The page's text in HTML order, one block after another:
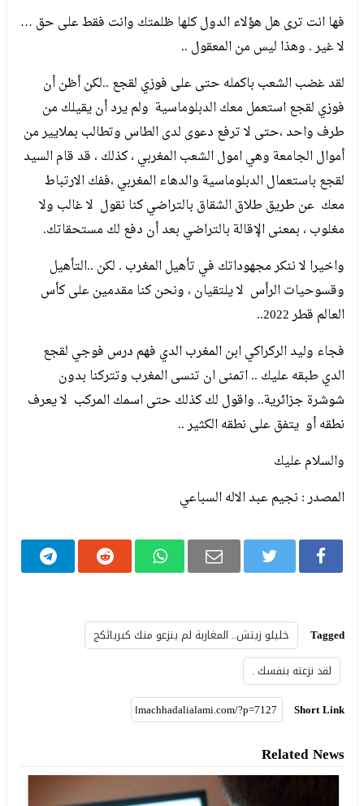
فها انت ترى هل هؤلاء الدول كلها ظلمتك وانت فقط على حق …
لا غير . وهذا ليس من المعقول ..
لقد غضب الشعب باكمله حتى على فوزي لقجع ..لكن أظن أن
فوزي لقجع استعمل معك الدبلوماسية ولم يرد أن يقيلك من
طرف واحد ،حتى لا ترفع دعوى لدى الطاس وتطالب بملايير من
أموال الجامعة وهي امول الشعب المغربي ، كذلك ، قد قام السيد
لقجع باستعمال الدبلوماسية والدهاء المغربي ،ففك الارتباط
معك عن طريق طلاق الشقاق بالتراضي كنا نقول لا غالب ولا
مغلوب ، بمعنى الإقالة بالتراضي بعد أن دفع لك مستحقاتك.
واخيرا لا ننكر مجهوداتك في تأهيل المغرب . لكن ..التأهيل
وقسوحيات الرأس لا يلتقيان ، ونحن كنا مقدمين على كأس
العالم قطر 2022..
فجاء وليد الركراكي ابن المغرب الدي فهم درس فوجي لقجع
الدي طبقه عليك .. اتمنى ان تنسى المغرب وتتركنا بدون
شوشرة جزائرية.. واقول لك كذلك حتى اسمك المركب لا يعرف
نطقه أو يتفق على نطقه الكثير ..
والسلام عليك
المصدر : نجيم عبد الاله السباعي
Tagged
خليلو زيتش.. المغاربة لم ينزعو منك كبريائكج
لقد نزعته بنفسك .
Short Link
Related News